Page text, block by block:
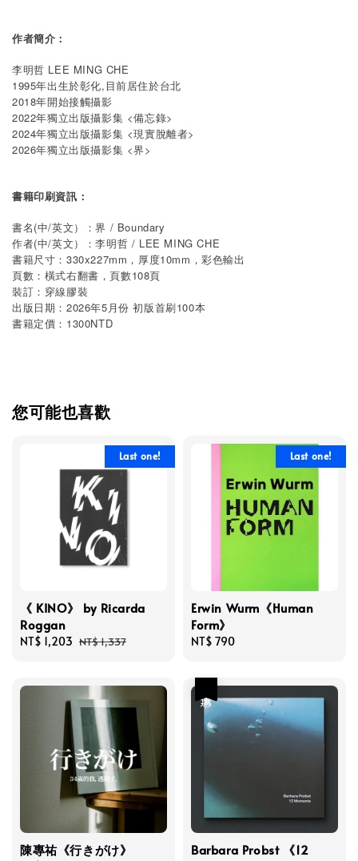
作者簡介：
李明哲 LEE MING CHE
1995年出生於彰化,目前居住於台北
2018年開始接觸攝影
2022年獨立出版攝影集 <備忘錄>
2024年獨立出版攝影集 <現實脫離者>
2026年獨立出版攝影集 <界>
書籍印刷資訊：
書名(中/英文）：界 / Boundary
作者(中/英文）：李明哲 / LEE MING CHE
書籍尺寸：330x227mm，厚度10mm，彩色輸出
頁數：橫式右翻書，頁數108頁
裝訂：穿線膠裝
出版日期：2026年5月份 初版首刷100本
書籍定價：1300NTD
您可能也喜歡
Last one!
《 KINO》 by Ricarda
Roggan
Sale
NT$ 1,203 Regular
NT$ 1,337
Last one!
Erwin Wurm《Human
Form》
Regular
NT$ 790
陳專祐《行きがけ》
Barbara Probst 《12